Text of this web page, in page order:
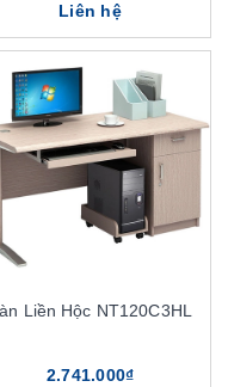
Liên hệ
Liền Hộc NT120C3HL
2.741.000₫